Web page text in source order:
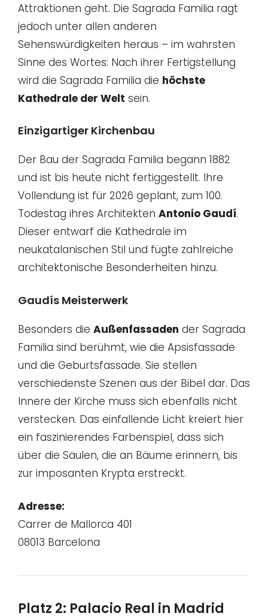
Attraktionen geht. Die Sagrada Familia ragt
jedoch unter allen anderen
Sehenswürdigkeiten heraus – im wahrsten
Sinne des Wortes: Nach ihrer Fertigstellung
wird die Sagrada Familia die höchste
Kathedrale der Welt sein.
Einzigartiger Kirchenbau
Der Bau der Sagrada Familia begann 1882
und ist bis heute nicht fertiggestellt. Ihre
Vollendung ist für 2026 geplant, zum 100.
Todestag ihres Architekten Antonio Gaudí.
Dieser entwarf die Kathedrale im
neukatalanischen Stil und fügte zahlreiche
architektonische Besonderheiten hinzu.
Gaudís Meisterwerk
Besonders die Außenfassaden der Sagrada
Familia sind berühmt, wie die Apsisfassade
und die Geburtsfassade. Sie stellen
verschiedenste Szenen aus der Bibel dar. Das
Innere der Kirche muss sich ebenfalls nicht
verstecken. Das einfallende Licht kreiert hier
ein faszinierendes Farbenspiel, dass sich
über die Säulen, die an Bäume erinnern, bis
zur imposanten Krypta erstreckt.
Adresse:
Carrer de Mallorca 401
08013 Barcelona
Platz 2: Palacio Real in Madrid